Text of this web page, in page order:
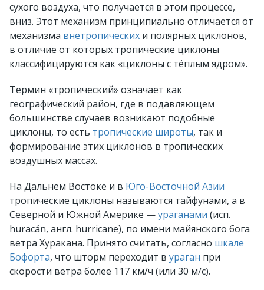
сухого воздуха, что получается в этом процессе,
вниз. Этот механизм принципиально отличается от
механизма внетропических и полярных циклонов,
в отличие от которых тропические циклоны
классифицируются как «циклоны с тёплым ядром».
Термин «тропический» означает как
географический район, где в подавляющем
большинстве случаев возникают подобные
циклоны, то есть тропические широты, так и
формирование этих циклонов в тропических
воздушных массах.
На Дальнем Востоке и в Юго-Восточной Азии
тропические циклоны называются тайфунами, а в
Северной и Южной Америке —ураганами (исп.
huracán, англ. hurricane), по имени майянского бога
ветра Хуракана. Принято считать, согласно шкале
Бофорта, что шторм переходит в ураган при
скорости ветра более 117 км/ч (или 30 м/c).